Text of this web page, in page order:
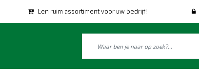
Een ruim assortiment voor uw bedrijf!